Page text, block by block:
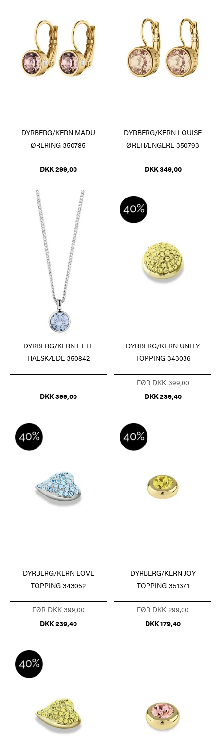
DYRBERG/KERN MADU
ØRERING 350785
DKK 299,00
DYRBERG/KERN LOUISE
ØREHÆNGERE 350793
DKK 349,00
DYRBERG/KERN ETTE
HALSKÆDE 350842
DKK 399,00
DYRBERG/KERN UNITY
TOPPING 343036
FØR DKK 399,00
DKK 239,40
DYRBERG/KERN LOVE
TOPPING 343052
FØR DKK 399,00
DKK 239,40
DYRBERG/KERN JOY
TOPPING 351371
FØR DKK 299,00
DKK 179,40